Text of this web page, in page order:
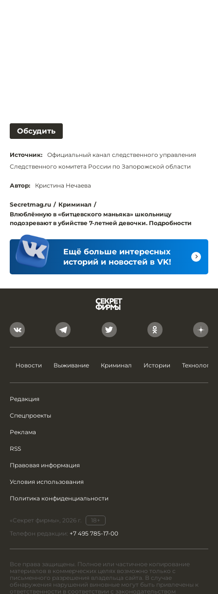
Обсудить
Источник:
Официальный канал следственного управления
Следственного комитета России по Запорожской области
Автор: Кристина Нечаева
Secretmag.ru / Криминал /
Влюблённую в «битцевского маньяка» школьницу
подозревают в убийстве 7-летней девочки. Подробности
Ещё больше интересных
историй и новостей в VK!
Новости Выживание Криминал Истории Технологии
Редакция
Спецпроекты
Реклама
RSS
Правовая информация
Условия использования
Политика конфиденциальности
«Секрет фирмы», 2026 г.
18+
Телефон редакции: +7 495 785-17-00
Все права защищены. Полное или частичное копирование
материалов в коммерческих целях возможно только с
письменного разрешения владельца сайта. В случае
обнаружения нарушений виновные могут быть привлечены к
ответственности в соответствии с законодательством